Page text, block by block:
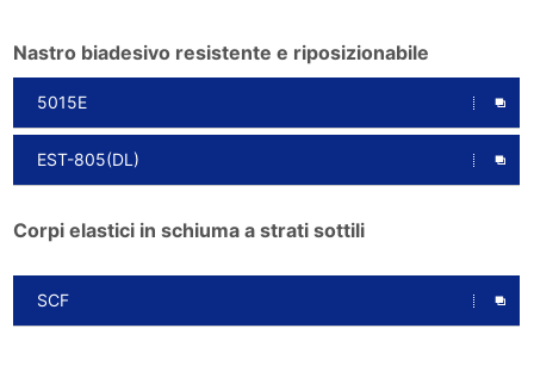
Nastro biadesivo resistente e riposizionabile
5015E
EST-805(DL)
Corpi elastici in schiuma a strati sottili
SCF